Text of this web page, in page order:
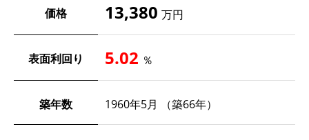
価格 13,380 万円
表面利回り 5.02 ％
築年数 1960年5月 （築66年）